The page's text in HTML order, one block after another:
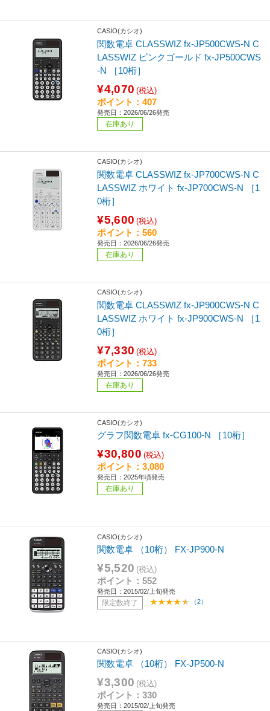
CASIO(カシオ)
関数電卓 CLASSWIZ fx-JP500CWS-N C
LASSWIZ ピンクゴールド fx-JP500CWS
-N ［10桁］
¥4,070 (税込)
ポイント：407
発売日：2026/06/26発売
在庫あり
CASIO(カシオ)
関数電卓 CLASSWIZ fx-JP700CWS-N C
LASSWIZ ホワイト fx-JP700CWS-N ［1
0桁］
¥5,600 (税込)
ポイント：560
発売日：2026/06/26発売
在庫あり
CASIO(カシオ)
関数電卓 CLASSWIZ fx-JP900CWS-N C
LASSWIZ ホワイト fx-JP900CWS-N ［1
0桁］
¥7,330 (税込)
ポイント：733
発売日：2026/06/26発売
在庫あり
CASIO(カシオ)
グラフ関数電卓 fx-CG100-N ［10桁］
¥30,800 (税込)
ポイント：3,080
発売日：2025年頃発売
在庫あり
CASIO(カシオ)
関数電卓 （10桁） FX-JP900-N
¥5,520 (税込)
ポイント：552
発売日：2015/02/上旬発売
限定数終了 （2）
CASIO(カシオ)
関数電卓 （10桁） FX-JP500-N
¥3,300 (税込)
ポイント：330
発売日：2015/02/上旬発売